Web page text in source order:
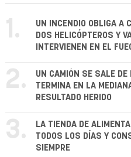
1.
UN INCENDIO OBLIGA A
DOS HELICÓPTEROS Y
INTERVIENEN EN EL
2.
UN CAMIÓN SE SALE DE
TERMINA EN LA
RESULTADO HERIDO
3.
LA TIENDA DE
TODOS LOS DÍAS Y
SIEMPRE